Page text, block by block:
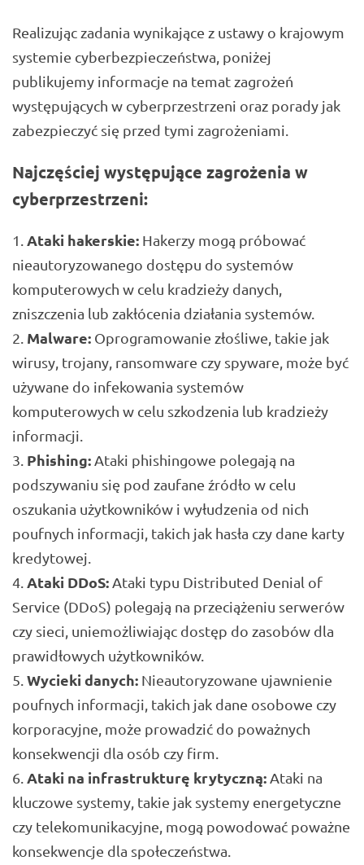
Realizując zadania wynikające z ustawy o krajowym
systemie cyberbezpieczeństwa, poniżej
publikujemy informacje na temat zagrożeń
występujących w cyberprzestrzeni oraz porady jak
zabezpieczyć się przed tymi zagrożeniami.
Najczęściej występujące zagrożenia w
cyberprzestrzeni:
Ataki hakerskie: Hakerzy mogą próbować
nieautoryzowanego dostępu do systemów
komputerowych w celu kradzieży danych,
zniszczenia lub zakłócenia działania systemów.
Malware: Oprogramowanie złośliwe, takie jak
wirusy, trojany, ransomware czy spyware, może być
używane do infekowania systemów
komputerowych w celu szkodzenia lub kradzieży
informacji.
Phishing:Ataki phishingowe polegają na
podszywaniu się pod zaufane źródło w celu
oszukania użytkowników i wyłudzenia od nich
poufnych informacji, takich jak hasła czy dane karty
kredytowej.
Ataki DDoS:Ataki typu Distributed Denial of
Service (DDoS) polegają na przeciążeniu serwerów
czy sieci, uniemożliwiając dostęp do zasobów dla
prawidłowych użytkowników.
Wycieki danych: Nieautoryzowane ujawnienie
poufnych informacji, takich jak dane osobowe czy
korporacyjne, może prowadzić do poważnych
konsekwencji dla osób czy firm.
Ataki na infrastrukturę krytyczną:Ataki na
kluczowe systemy, takie jak systemy energetyczne
czy telekomunikacyjne, mogą powodować poważne
konsekwencje dla społeczeństwa.